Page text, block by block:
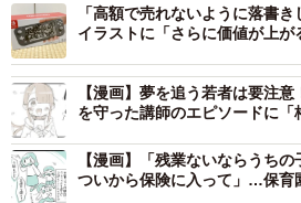
「高額で売れないように落書
イラストに「さらに価値が上が
【漫画】夢を追う若者は要注
を守った講師のエピソードに「
【漫画】「残業ないならうち
ついから保険に入って」…保育